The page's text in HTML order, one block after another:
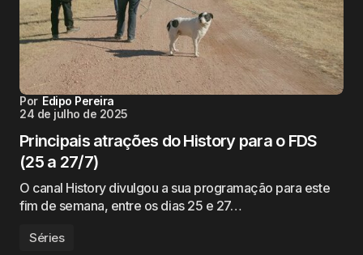
Por Edipo Pereira
24 de julho de 2025
Principais atrações do History para o FDS
(25 a 27/7)
O canal History divulgou a sua programação para este
fim de semana, entre os dias 25 e 27…
Séries